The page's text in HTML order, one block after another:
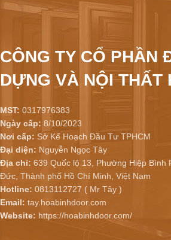
CÔNG TY CỔ PHẦN
DỰNG VÀ NỘI THẤT
MST: 0317976383
Ngày cấp: 8/10/2023
Nơi cấp: Sở Kế Hoạch Đầu Tư TPHCM
Đại diện: Nguyễn Ngọc Tây
Địa chỉ: 639 Quốc lộ 13, Phường Hiệp Bình
Đức, Thành phố Hồ Chí Minh, Việt Nam
Hotline: 0813112727 ( Mr Tây )
Email: tay.hoabinhdoor.com
Website: https://hoabinhdoor.com/